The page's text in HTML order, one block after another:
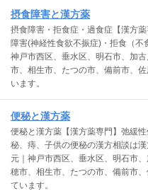
摂食障害と漢方薬
摂食障害・拒食症・過食症【漢方
障害(神経性食欲不振症)・拒食（不
神戸市西区、垂水区、明石市、加
市、相生市、たつの市、備前市、
います。
便秘と漢方薬
便秘と漢方薬【漢方薬専門】弛緩
秘、痔、子供の便秘の漢方相談は
元｜神戸市西区、垂水区、明石市
穂市、相生市、たつの市、備前市
ています。